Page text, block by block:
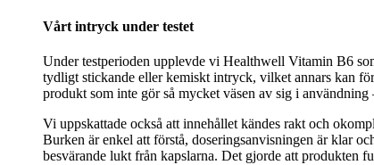
Vårt intryck under testet
Under testperioden upplevde vi Healthwell Vitamin B6
tydligt stickande eller kemiskt intryck, vilket annars kan
produkt som inte gör så mycket väsen av sig i
Vi uppskattade också att innehållet kändes rakt och
Burken är enkel att förstå, doseringsanvisningen är klar
besvärande lukt från kapslarna. Det gjorde att produkten